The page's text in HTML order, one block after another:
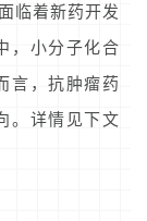
临着新药开发
，小分子化合
言，抗肿瘤药
。详情见下文